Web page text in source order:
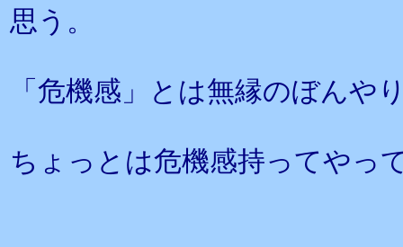
思う。
「危機感」とは無縁のぼんや
ちょっとは危機感持ってやっ